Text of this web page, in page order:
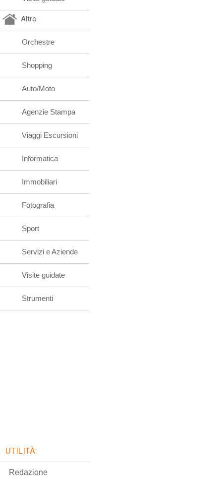
Altro
Orchestre
Shopping
Auto/Moto
Agenzie Stampa
Viaggi Escursioni
Informatica
Immobiliari
Fotografia
Sport
Servizi e Aziende
Visite guidate
Strumenti
UTILITÀ:
Redazione